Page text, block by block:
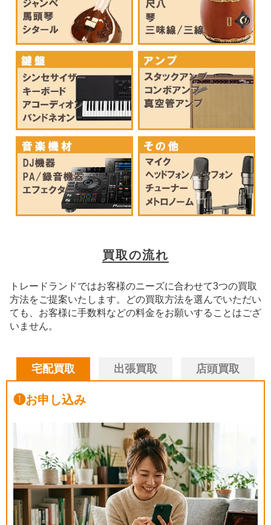
買取の流れ
トレードランドではお客様のニーズに合わせて3つの買取
方法をご提案いたします。
どの買取方法を選んでいただい
ても、お客様に手数料などの料金をお願いすることはござ
いません。
宅配買取 出張買取 店頭買取
❶お申し込み